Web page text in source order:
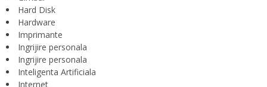
Hard Disk
Hardware
Imprimante
Ingrijire personala
Ingrijire personala
Inteligenta Artificiala
Internet